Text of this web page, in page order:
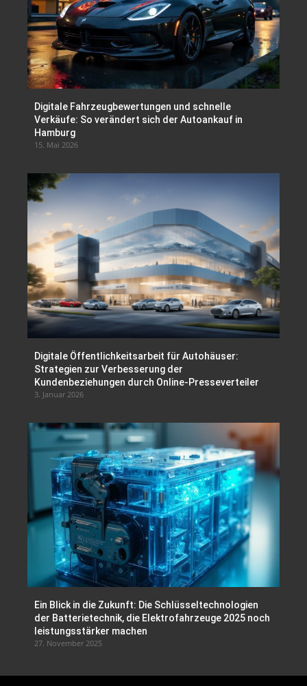
Digitale Fahrzeugbewertungen und schnelle
Verkäufe: So verändert sich der Autoankauf in
Hamburg
15. Mai 2026
Digitale Öffentlichkeitsarbeit für Autohäuser:
Strategien zur Verbesserung der
Kundenbeziehungen durch Online-Presseverteiler
3. Januar 2026
Ein Blick in die Zukunft: Die Schlüsseltechnologien
der Batterietechnik, die Elektrofahrzeuge 2025 noch
leistungsstärker machen
27. November 2025